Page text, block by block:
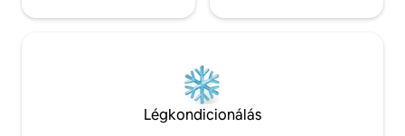
Légkondicionálás